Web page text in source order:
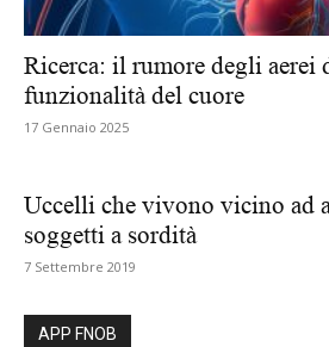
Ricerca: il rumore degli aerei
funzionalità del cuore
17 Gennaio 2025
Uccelli che vivono vicino ad
soggetti a sordità
7 Settembre 2019
APP FNOB